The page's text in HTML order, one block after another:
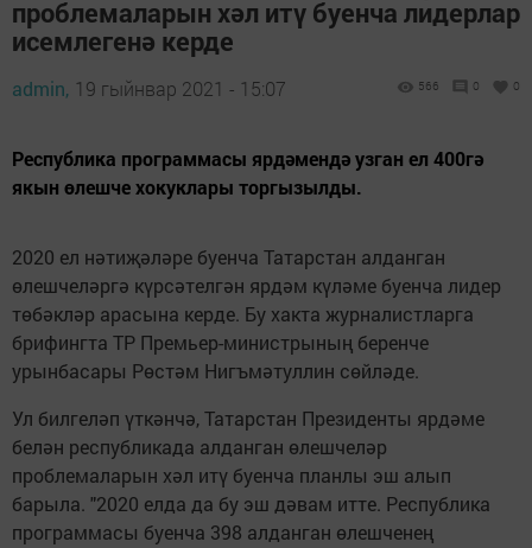
проблемаларын хәл итү буенча лидерлар
исемлегенә керде
admin, 19 гыйнвар 2021 - 15:07 566 0 0
Республика программасы ярдәмендә узган ел 400гә
якын өлешче хокуклары торгызылды.
2020 ел нәтиҗәләре буенча Татарстан алданган
өлешчеләргә күрсәтелгән ярдәм күләме буенча лидер
төбәкләр арасына керде. Бу хакта журналистларга
брифингта ТР Премьер-министрының беренче
урынбасары Рөстәм Нигъмәтуллин сөйләде.
Ул билгеләп үткәнчә, Татарстан Президенты ярдәме
белән республикада алданган өлешчеләр
проблемаларын хәл итү буенча планлы эш алып
барыла. "2020 елда да бу эш дәвам итте. Республика
программасы буенча 398 алданган өлешченең